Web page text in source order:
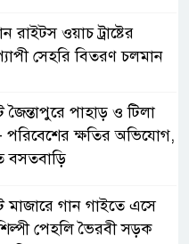
রাইটস ওয়াচ ট্রাষ্টের
সেহরি বিতরণ চলমান
জৈন্তাপুরে পাহাড় ও টিলা
পরিবেশের ক্ষতির অভিযোগ,
বসতবাড়ি
মাজারে গান গাইতে এসে
পেহলি ভৈরবী সড়ক